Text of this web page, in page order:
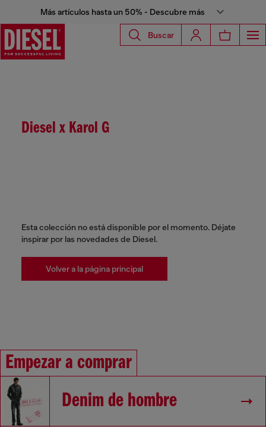
Más artículos hasta un 50% - Descubre más
Buscar
Diesel x Karol G
Esta colección no está disponible por el momento. Déjate
inspirar por las novedades de Diesel.
Volver a la página principal
Empezar a comprar
Denim de hombre